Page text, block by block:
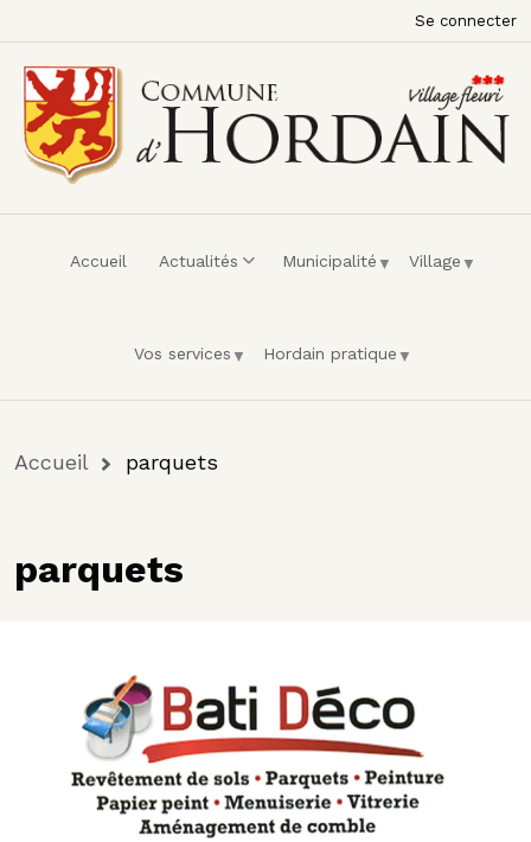
Menu du compte de l'utilisateur
Se connecter
Accueil Actualités Municipalité Village
Vos services Hordain pratique
Fil d'Ariane
Accueil parquets
parquets